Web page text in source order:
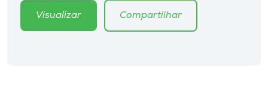
Editora
Visualizar Compartilhar